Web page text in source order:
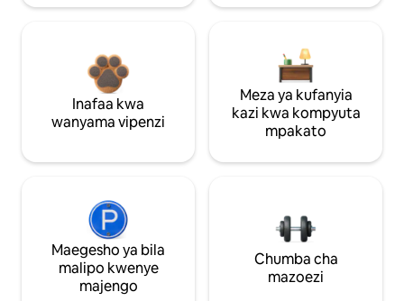
Inafaa kwa
wanyama vipenzi
Meza ya kufanyia
kazi kwa kompyuta
mpakato
Maegesho ya bila
malipo kwenye
majengo
Chumba cha
mazoezi